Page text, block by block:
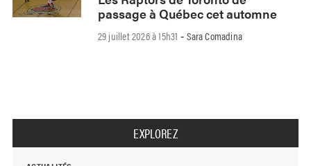
passage à Québec cet automne
29 juillet 2026 à 15h31 -Sara Comadina
EXPLOREZ